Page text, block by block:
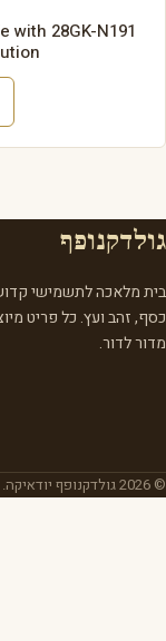
with 28GK-N191
גולדקנופף
בית מלאכה לתשמישי
כסף, זהב ועץ. כל פריט
מדור לדור.
© 2026 גולדקנופף יודאיקה. כל הזכויות שמורות.